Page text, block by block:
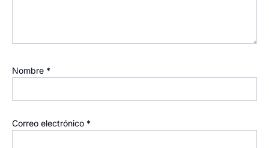
Nombre *
Correo electrónico *